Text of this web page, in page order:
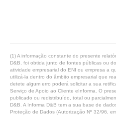
(1) A informação constante do presente
D&B, foi obtida junto de fontes públicas ou
atividade empresarial do ENI ou empresa a
utilizá-la dentro do âmbito empresarial que
detete algum erro poderá solicitar a sua
Serviço de Apoio ao Cliente eInforma. O
publicado ou redistribuído, total ou
D&B. A Informa D&B tem a sua base de
Proteção de Dados (Autorização Nº 32/96,